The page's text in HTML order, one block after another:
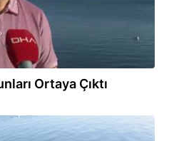
Ortaya Çıktı